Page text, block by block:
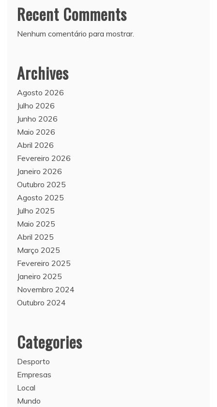
Recent Comments
Nenhum comentário para mostrar.
Archives
Agosto 2026
Julho 2026
Junho 2026
Maio 2026
Abril 2026
Fevereiro 2026
Janeiro 2026
Outubro 2025
Agosto 2025
Julho 2025
Maio 2025
Abril 2025
Março 2025
Fevereiro 2025
Janeiro 2025
Novembro 2024
Outubro 2024
Categories
Desporto
Empresas
Local
Mundo